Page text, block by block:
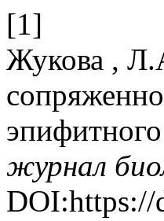
[1]
Жукова ,
журнал
DOI:https://